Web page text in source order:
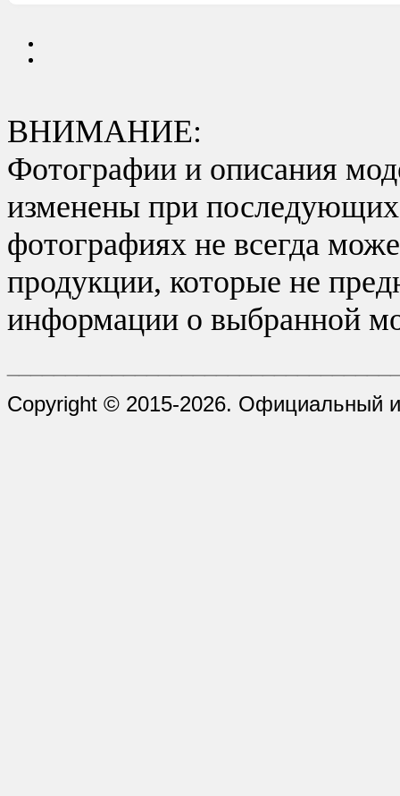
ВНИМАНИЕ:
Фотографии и описания
изменены при последующих
фотографиях не всегда
продукции, которые не
информации о выбранной
Copyright © 2015-2026. Официальный